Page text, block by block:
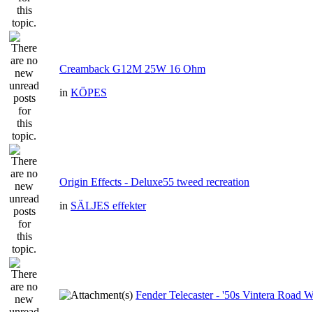
Creamback G12M 25W 16 Ohm
in KÖPES
Origin Effects - Deluxe55 tweed recreation
in SÄLJES effekter
Fender Telecaster - '50s Vintera Road